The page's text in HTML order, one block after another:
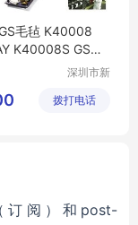
毛毡 K40008
K40008S GS毛
批发
深圳市新
链有限公
拨打电话
订阅）和post-